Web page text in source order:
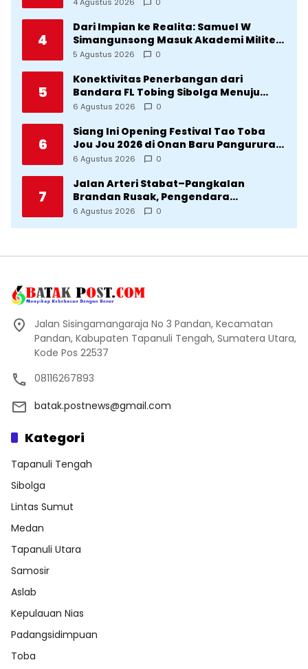
4
Dari Impian ke Realita: Samuel W
Simangunsong Masuk Akademi Militer
2026 Jalur Akselerasi
5 Agustus 2026 0
5
Konektivitas Penerbangan dari
Bandara FL Tobing Sibolga Menuju
Jakarta Jadi Perhatian Anggota DPR RI
6 Agustus 2026 0
6
Siang Ini Opening Festival Tao Toba
Jou Jou 2026 di Onan Baru Pangururan:
Malamnya Dihibur Marsada Band
6 Agustus 2026 0
7
Jalan Arteri Stabat–Pangkalan
Brandan Rusak, Pengendara
Terancam Celaka
6 Agustus 2026 0
Jalan Sisingamangaraja No 3 Pandan, Kecamatan
Pandan, Kabupaten Tapanuli Tengah, Sumatera Utara,
Kode Pos 22537
08116267893
batak.postnews@gmail.com
Kategori
Tapanuli Tengah
Sibolga
Lintas Sumut
Medan
Tapanuli Utara
Samosir
Aslab
Kepulauan Nias
Padangsidimpuan
Toba